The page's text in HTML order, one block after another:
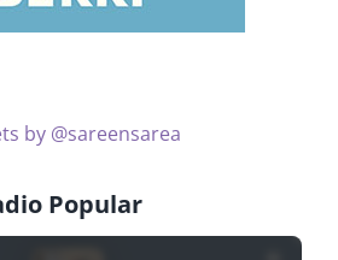
by @sareensarea
Popular